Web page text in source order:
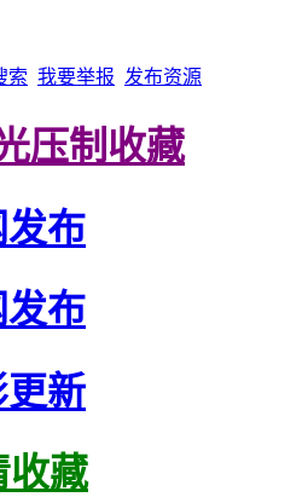
索 我要举报 发布资源
压制收藏
布
布
新
收藏